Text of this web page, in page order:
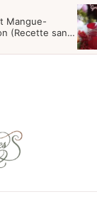
Mangue-
(Recette sans